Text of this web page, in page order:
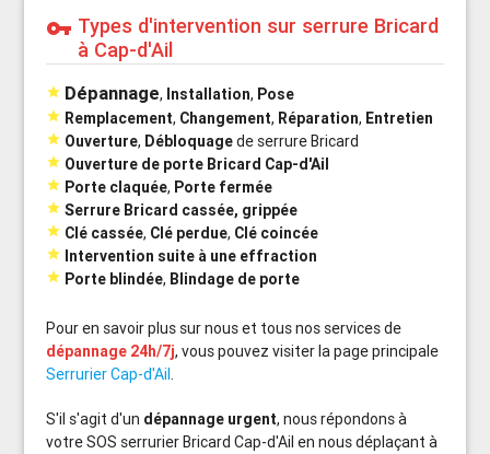
vpn_key Types d'intervention sur serrure Bricard
à Cap-d'Ail
 Dépannage, Installation, Pose
 Remplacement, Changement, Réparation, Entretien
 Ouverture, Débloquagede serrure Bricard
 Ouverture de porte Bricard Cap-d'Ail
 Porte claquée, Porte fermée
 Serrure Bricard cassée, grippée
 Clé cassée, Clé perdue, Clé coincée
 Intervention suite à une effraction
 Porte blindée, Blindage de porte
Pour en savoir plus sur nous et tous nos services de
dépannage 24h/7j, vous pouvez visiter la page principale
Serrurier Cap-d'Ail.
S'il s'agit d'un dépannage urgent, nous répondons à
votre SOS serrurier Bricard Cap-d'Ail en nous déplaçant à